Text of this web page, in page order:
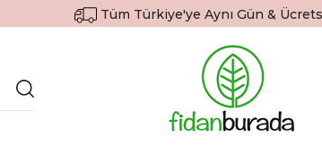
Tüm Türkiye'ye Aynı Gün &